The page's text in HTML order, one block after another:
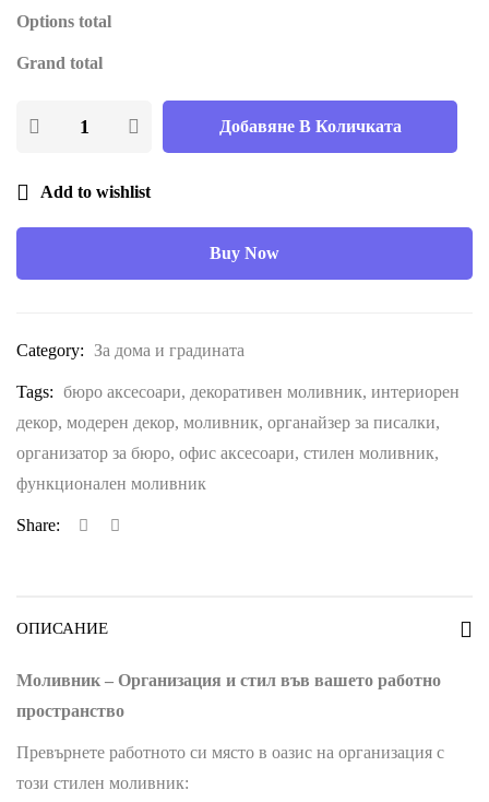
Options total
Grand total
Добавяне В Количката
Add to wishlist
Buy Now
Category: За дома и градината
Tags: бюро аксесоари, декоративен моливник, интериорен
декор, модерен декор, моливник, органайзер за писалки,
организатор за бюро, офис аксесоари, стилен моливник,
функционален моливник
Share:
ОПИСАНИЕ
Моливник – Организация и стил във вашето работно
пространство
Превърнете работното си място в оазис на организация с
този стилен моливник: